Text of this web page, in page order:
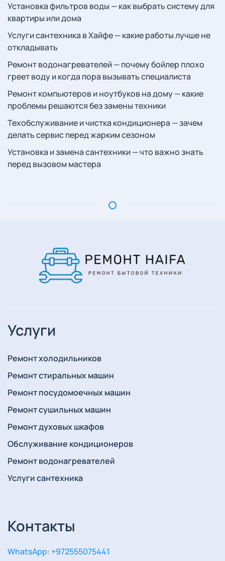
Установка фильтров воды — как выбрать систему для
квартиры или дома
Услуги сантехника в Хайфе — какие работы лучше не
откладывать
Ремонт водонагревателей — почему бойлер плохо
греет воду и когда пора вызывать специалиста
Ремонт компьютеров и ноутбуков на дому — какие
проблемы решаются без замены техники
Техобслуживание и чистка кондиционера — зачем
делать сервис перед жарким сезоном
Установка и замена сантехники — что важно знать
перед вызовом мастера
Услуги
Ремонт холодильников
Ремонт стиральных машин
Ремонт посудомоечных машин
Ремонт сушильных машин
Ремонт духовых шкафов
Обслуживание кондиционеров
Ремонт водонагревателей
Услуги сантехника
Контакты
WhatsApp: +972555075441